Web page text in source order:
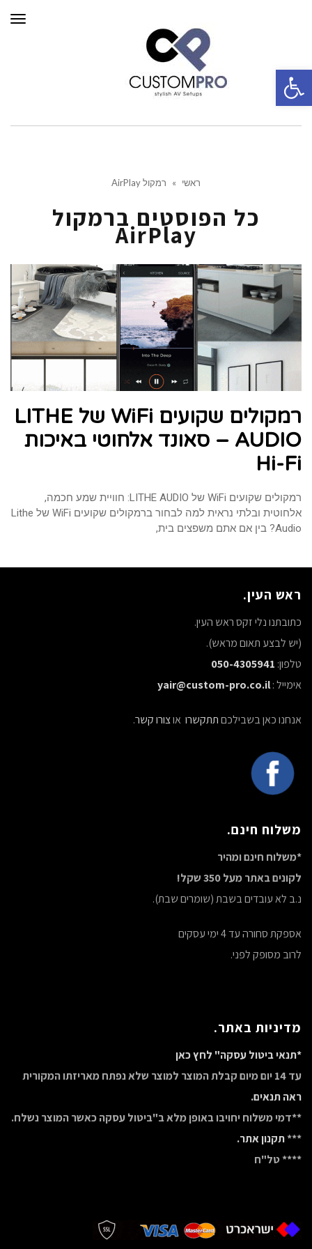
ראשי » רמקול AirPlay
כל הפוסטים ברמקול
AirPlay
רמקולים שקועים WiFi של LITHE
AUDIO – סאונד אלחוטי באיכות
Hi-Fi
רמקולים שקועים WiFi של LITHE AUDIO: חוויית שמע חכמה,
אלחוטית ובלתי נראית למה לבחור ברמקולים שקועים WiFi של Lithe
Audio? בין אם אתם משפצים בית,
ראש העין.
כתובתנו נלי זקס ראש העין.
(יש לבצע תאום מראש).
טלפון: 050-4305941
אימייל :yair@custom-pro.co.il
אנחנו כאן בשבילכםתתקשרו אוצורו קשר.
משלוח חינם.
*משלוח חינם ומהיר
לקונים באתר מעל 350 שקל!
נ.ב לא עובדים בשבת (שומרים שבת).
אספקת סחורה עד 4 ימי עסקים
לרוב מסופק לפני.
מדיניות באתר.
*תנאי ביטול עסקה" לחץ כאן
עד 14 יום מיום קבלת המוצר למוצר שלא נפתח מאריזתו המקורית
ראה תנאים.
**דמי משלוח יחויבו באופן מלא ב"ביטול עסקה כאשר המוצר נשלח.
***תקנון אתר.
**** טל"ח
פתח סרגל נגישות